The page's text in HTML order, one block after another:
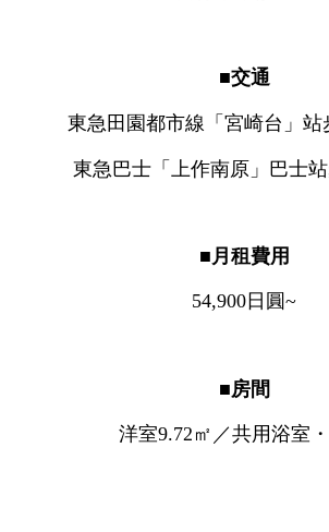
■交通
東急田園都市線「宮崎台」站
東急巴士「上作南原」巴士
■月租費用
54,900日圓~
■房間
洋室9.72㎡／共用浴室